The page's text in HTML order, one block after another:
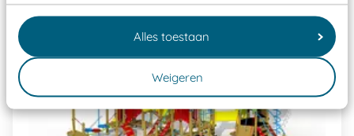
Alles toestaan
Weigeren